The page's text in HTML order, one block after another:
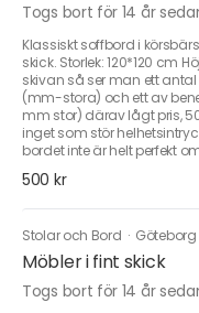
Togs bort för 14 år
Klassiskt soffbord i
skick. Storlek: 120*120 cm
skivan så ser man ett
(mm-stora) och ett av
mm stor) därav lågt pris,
inget som stör
bordet inte är helt perfekt
500 kr
Stolar och Bord · Göteborg
Möbler i fint skick
Togs bort för 14 år